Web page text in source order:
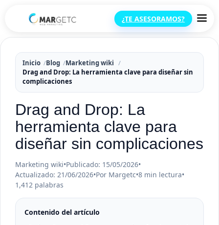
¿TE ASESORAMOS?
Inicio Blog
Marketing wiki
Drag and Drop: La herramienta clave para diseñar sin
complicaciones
Drag and Drop: La
herramienta clave para
diseñar sin complicaciones
Marketing wiki•Publicado: 15/05/2026•
Actualizado: 21/06/2026•Por Margetc•8 min lectura•
1,412 palabras
Contenido del artículo